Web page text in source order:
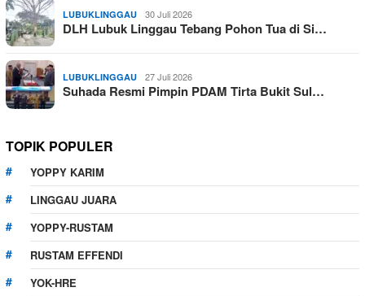
LUBUKLINGGAU 30 Juli 2026
DLH Lubuk Linggau Tebang Pohon Tua di Si…
LUBUKLINGGAU 27 Juli 2026
Suhada Resmi Pimpin PDAM Tirta Bukit Sul…
TOPIK POPULER
YOPPY KARIM
LINGGAU JUARA
YOPPY-RUSTAM
RUSTAM EFFENDI
YOK-HRE